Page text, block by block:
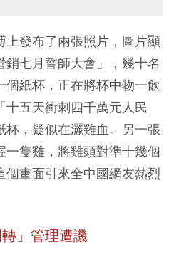
上發布了兩張照片，圖片顯
七月誓師大會」，幾十名
個紙杯，正在將杯中物一飲
五天衝刺四千萬元人民
，疑似在灑雞血。另一張
一隻雞，將雞頭對準十幾個
畫面引來全中國網友熱烈
」管理遭譏